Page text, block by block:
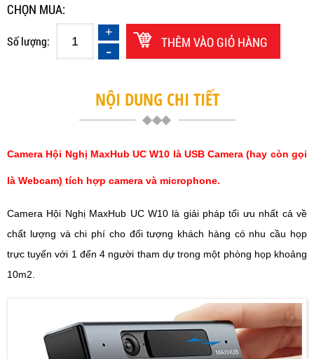
CHỌN MUA:
Số lượng: THÊM VÀO GIỎ HÀNG
NỘI DUNG CHI TIẾT
Camera Hội Nghị MaxHub UC W10 là USB Camera (hay còn gọi
là Webcam) tích hợp camera và microphone.
Camera Hội Nghị MaxHub UC W10 là giải pháp tối ưu nhất cả về
chất lượng và chi phí cho đối tượng khách hàng có nhu cầu họp
trực tuyến với 1 đến 4 người tham dự trong một phòng họp khoảng
10m2.